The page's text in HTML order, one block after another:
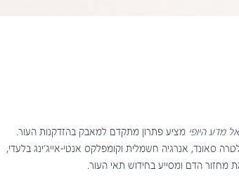
מדע היופי מציע פתרון מתקדם למאבק בהזדקנות העור.
סאונד, אנרגיה חשמלית וקומפלקס אנטי-אייג'ינג בלעדי,
מחזור הדם ומסייע בחידוש תאי העור.